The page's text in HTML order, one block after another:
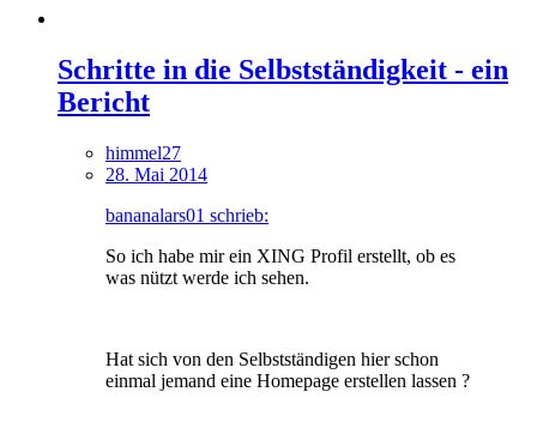
Schritte in die Selbstständigkeit - ein
Bericht
himmel27
28. Mai 2014
bananalars01 schrieb:
So ich habe mir ein XING Profil erstellt, ob es
was nützt werde ich sehen.
Hat sich von den Selbstständigen hier schon
einmal jemand eine Homepage erstellen lassen ?